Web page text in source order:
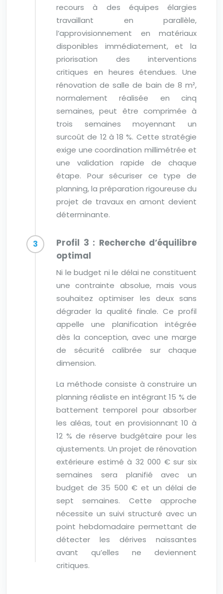
recours à des équipes élargies
travaillant en parallèle,
l’approvisionnement en matériaux
disponibles immédiatement, et la
priorisation des interventions
critiques en heures étendues. Une
rénovation de salle de bain de 8 m²,
normalement réalisée en cinq
semaines, peut être comprimée à
trois semaines moyennant un
surcoût de 12 à 18 %. Cette stratégie
exige une coordination millimétrée et
une validation rapide de chaque
étape. Pour sécuriser ce type de
planning, la préparation rigoureuse du
projet de travaux en amont devient
déterminante.
Profil 3 : Recherche d’équilibre
optimal
Ni le budget ni le délai ne constituent
une contrainte absolue, mais vous
souhaitez optimiser les deux sans
dégrader la qualité finale. Ce profil
appelle une planification intégrée
dès la conception, avec une marge
de sécurité calibrée sur chaque
dimension.
La méthode consiste à construire un
planning réaliste en intégrant 15 % de
battement temporel pour absorber
les aléas, tout en provisionnant 10 à
12 % de réserve budgétaire pour les
ajustements. Un projet de rénovation
extérieure estimé à 32 000 € sur six
semaines sera planifié avec un
budget de 35 500 € et un délai de
sept semaines. Cette approche
nécessite un suivi structuré avec un
point hebdomadaire permettant de
détecter les dérives naissantes
avant qu’elles ne deviennent
critiques.